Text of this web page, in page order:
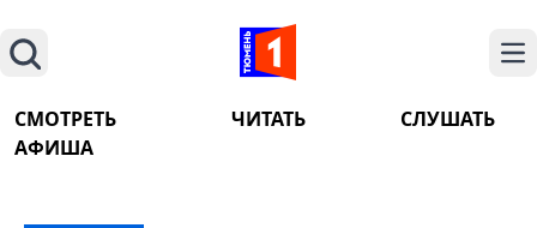
Поиск
СМОТРЕТЬ ЧИТАТЬ
СЛУШАТЬ
АФИША